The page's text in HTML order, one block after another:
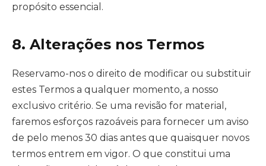
propósito essencial.
8. Alterações nos Termos
Reservamo-nos o direito de modificar ou substituir
estes Termos a qualquer momento, a nosso
exclusivo critério. Se uma revisão for material,
faremos esforços razoáveis para fornecer um aviso
de pelo menos 30 dias antes que quaisquer novos
termos entrem em vigor. O que constitui uma